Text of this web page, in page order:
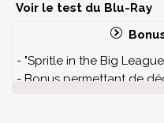
Voir le test du Blu-Ray
- "Spritle in the Big
- Bonus permettant de